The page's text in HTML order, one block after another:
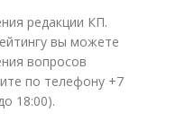
редакции КП.
вы можете
вопросов
по телефону +7
18:00).